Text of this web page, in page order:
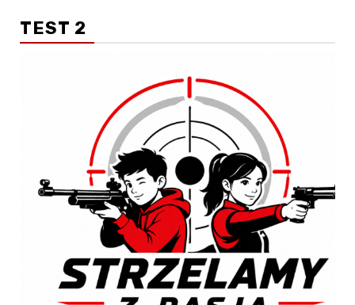
TEST 2